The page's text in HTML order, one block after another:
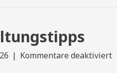
| Kommentare deaktiviertfür